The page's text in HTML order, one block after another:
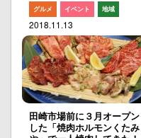
グルメ イベント 地域
2018.11.13
田崎市場前に３月オープン
した「焼肉ホルモンくたみ